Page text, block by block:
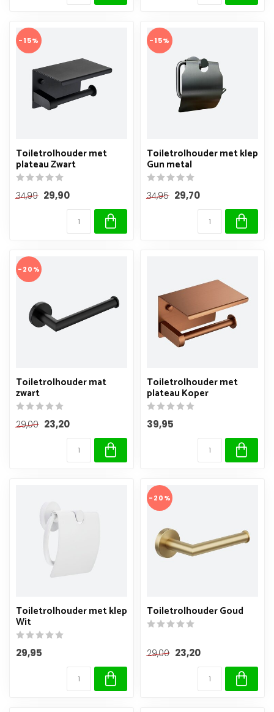
-15%
Toiletrolhouder met
plateau Zwart
34,99 29,90
-15%
Toiletrolhouder met klep
Gun metal
34,95 29,70
-20%
Toiletrolhouder mat
zwart
29,00 23,20
Toiletrolhouder met
plateau Koper
39,95
Toiletrolhouder met klep
Wit
29,95
-20%
Toiletrolhouder Goud
29,00 23,20